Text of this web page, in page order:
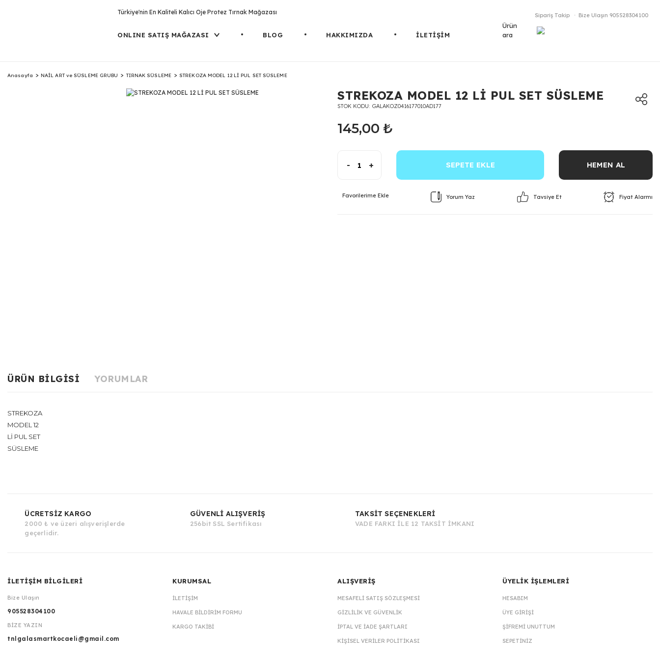
Türkiye'nin En Kaliteli Kalıcı Oje Protez Tırnak Mağazası
ONLINE SATIŞ MAĞAZASI BLOG HAKKIMIZDA İLETİŞİM
Sipariş Takip Bize Ulaşın 905528304100
Ürün
ara
Anasayfa NAİL ART ve SÜSLEME GRUBU TIRNAK SÜSLEME STREKOZA MODEL 12 Lİ PUL SET SÜSLEME
STREKOZA MODEL 12 Lİ PUL SET SÜSLEME
STOK KODU GALAKOZ0416177010AD177
145,00 ₺
- + SEPETE EKLE HEMEN AL
Yorum Yaz Tavsiye Et Fiyat Alarmı
ÜRÜN BILGISI YORUMLAR
STREKOZA
MODEL 12
Lİ PUL SET
SÜSLEME
ÜCRETSİZ KARGO
2000 ₺ ve üzeri alışverişlerde
geçerlidir.
GÜVENLİ ALIŞVERİŞ
256bit SSL Sertifikası
TAKSİT SEÇENEKLERİ
VADE FARKI İLE 12 TAKSİT İMKANI
İLETİŞİM BİLGİLERİ
Bize Ulaşın
905528304100
BİZE YAZIN
tnlgalasmartkocaeli@gmail.com
KURUMSAL
İLETIŞIM
HAVALE BILDIRIM FORMU
KARGO TAKIBI
ALIŞVERİŞ
MESAFELI SATIŞ SÖZLEŞMESI
GIZLILIK VE GÜVENLIK
İPTAL VE İADE ŞARTLARI
KIŞISEL VERILER POLITIKASI
ÜYELİK İŞLEMLERİ
HESABIM
ÜYE GIRIŞI
ŞIFREMI UNUTTUM
SEPETINIZ